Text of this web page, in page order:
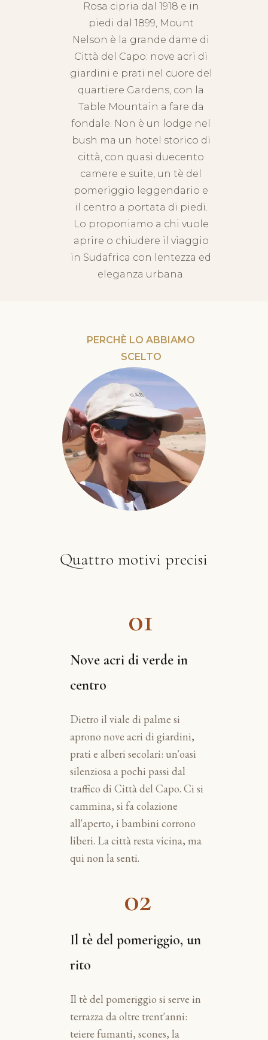
Rosa cipria dal 1918 e in
piedi dal 1899, Mount
Nelson è la grande dame di
Città del Capo: nove acri di
giardini e prati nel cuore del
quartiere Gardens, con la
Table Mountain a fare da
fondale. Non è un lodge nel
bush ma un hotel storico di
città, con quasi duecento
camere e suite, un tè del
pomeriggio leggendario e
il centro a portata di piedi.
Lo proponiamo a chi vuole
aprire o chiudere il viaggio
in Sudafrica con lentezza ed
eleganza urbana.
PERCHÈ LO ABBIAMO
SCELTO
Quattro motivi precisi
01
Nove acri di verde in
centro
Dietro il viale di palme si
aprono nove acri di giardini,
prati e alberi secolari: un'oasi
silenziosa a pochi passi dal
traffico di Città del Capo. Ci si
cammina, si fa colazione
all'aperto, i bambini corrono
liberi. La città resta vicina, ma
qui non la senti.
02
Il tè del pomeriggio, un
rito
Il tè del pomeriggio si serve in
terrazza da oltre trent'anni:
teiere fumanti, scones, la